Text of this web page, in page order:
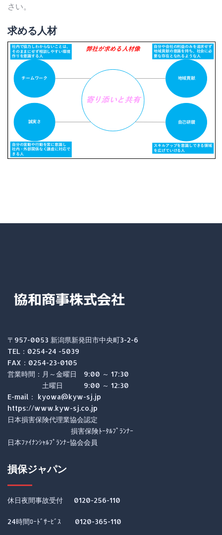
さい。
求める人材
〒957-0053 新潟県新発田市中央町3-2-6
TEL：0254-24 -5039
FAX：0254-23-0105
営業時間：月～金曜日 9:00 ～ 17:30
土曜日 9:00 ～ 12:30
E-mail： kyowa@kyw-sj.jp
https://www.kyw-sj.co.jp
日本損害保険代理業協会認定
損害保険ﾄｰﾀﾙﾌﾟﾗﾝﾅｰ
日本ﾌｧｲﾅﾝｼｬﾙﾌﾟﾗﾝﾅｰ協会会員
損保ジャパン
休日夜間事故受付 0120-256-110
24時間ﾛｰﾄﾞｻｰﾋﾞｽ 0120-365-110